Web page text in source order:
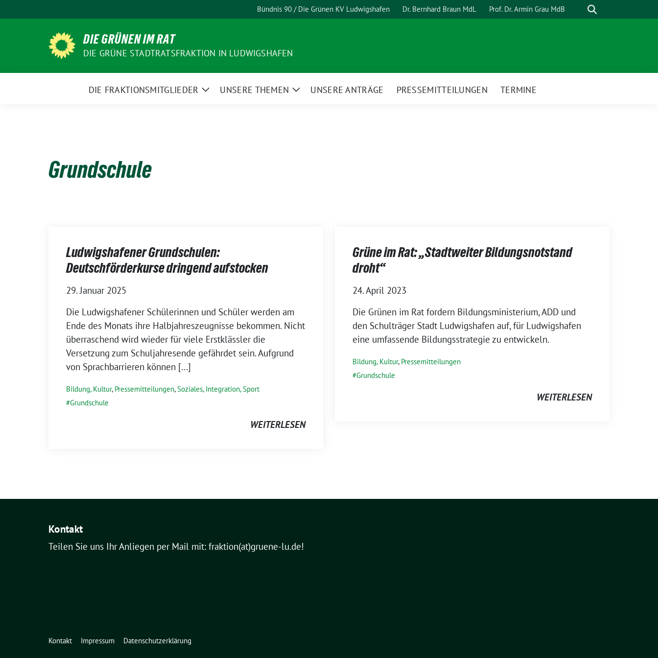
zum
Bündnis 90 / Die Grünen KV Ludwigshafen Dr. Bernhard Braun MdL Prof. Dr. Armin Grau MdB Suche
DIE GRÜNEN IM RAT
DIE GRÜNE STADTRATSFRAKTION IN LUDWIGSHAFEN
DIE FRAKTIONSMITGLIEDER
ZeigeUNSERE THEMEN
ZeigeUNSERE ANTRÄGE PRESSEMITTEILUNGEN TERMINE
Grundschule
Ludwigshafener Grundschulen:
Deutschförderkurse dringend aufstocken
29. Januar 2025
Die Ludwigshafener Schülerinnen und Schüler werden am
Ende des Monats ihre Halbjahreszeugnisse bekommen. Nicht
überraschend wird wieder für viele Erstklässler die
Versetzung zum Schuljahresende gefährdet sein. Aufgrund
von Sprachbarrieren können […]
Bildung, Kultur, Pressemitteilungen,Soziales, Integration, Sport
Grundschule
WEITERLESEN
Grüne im Rat: „Stadtweiter Bildungsnotstand
droht“
24. April 2023
Die Grünen im Rat fordern Bildungsministerium, ADD und
den Schulträger Stadt Ludwigshafen auf, für Ludwigshafen
eine umfassende Bildungsstrategie zu entwickeln.
Bildung, Kultur, Pressemitteilungen
Grundschule
WEITERLESEN
Kontakt
Teilen Sie uns Ihr Anliegen per Mail mit: fraktion(at)gruene-lu.de!
Kontakt Impressum Datenschutzerklärung